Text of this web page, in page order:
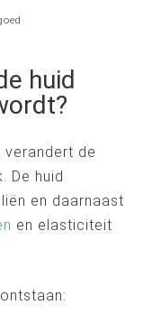
huid
verandert de
De huid
en daarnaast
en elasticiteit